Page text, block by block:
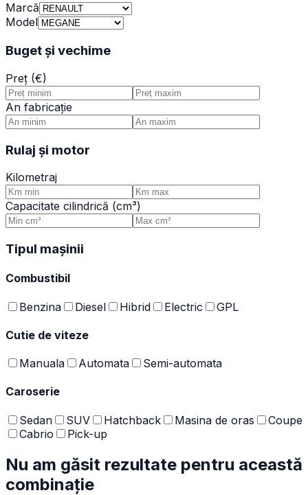
Marcă
Model
Buget și vechime
Preț (€)
An fabricație
Rulaj și motor
Kilometraj
Capacitate cilindrică (cm³)
Tipul mașinii
Combustibil
Benzina Diesel Hibrid Electric GPL
Cutie de viteze
Manuala Automata Semi-automata
Caroserie
Sedan SUV Hatchback Masina de oras
Coupe
Cabrio
Pick-up
Nu am găsit rezultate pentru această
combinație